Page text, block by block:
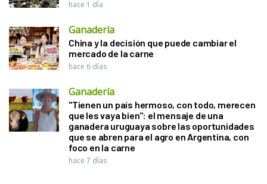
hace 1 día
Ganadería
China y la decisión que puede cambiar el
mercado de la carne
hace 6 días
Ganadería
"Tienen un país hermoso, con todo, merecen
que les vaya bien": el mensaje de una
ganadera uruguaya sobre las oportunidades
que se abren para el agro en Argentina, con
foco en la carne
hace 7 días